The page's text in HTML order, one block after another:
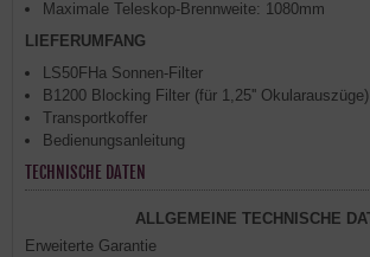
Maximale Teleskop-Brennweite: 1080mm
LIEFERUMFANG
LS50FHa Sonnen-Filter
B1200 Blocking Filter (für 1,25''
Transportkoffer
Bedienungsanleitung
TECHNISCHE DATEN
ALLGEMEINE TECHNISCHE
Erweiterte Garantie